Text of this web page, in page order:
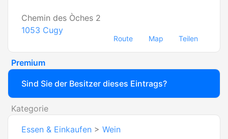
Chemin des Òches 2
1053 Cugy
Route Map Teilen
Premium
Sind Sie der Besitzer dieses Eintrags?
Kategorie
Essen & Einkaufen > Wein